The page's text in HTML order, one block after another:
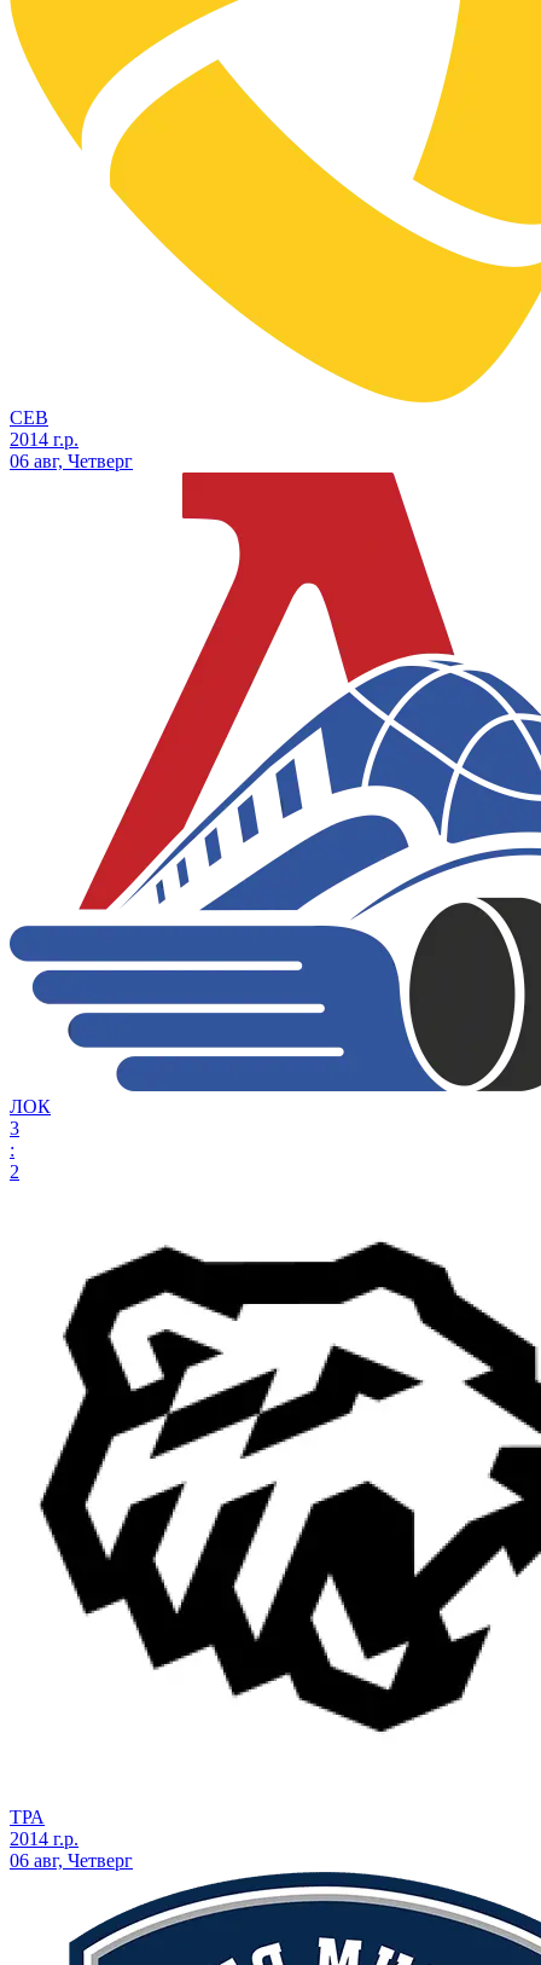
СЕВ
2014 г.р.
06 авг, Четверг
ЛОК
3
:
2
ТРА
2014 г.р.
06 авг, Четверг